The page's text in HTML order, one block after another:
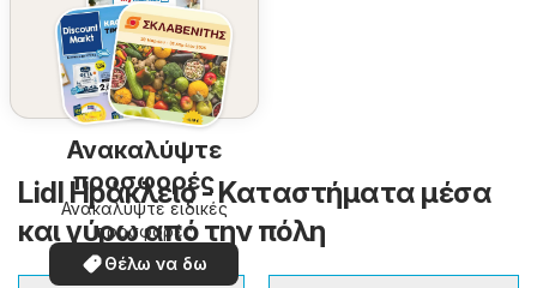
Ανακαλύψτε
προσφορές
Ανακαλύψτε ειδικές
προσφορές
Θέλω να δω
Lidl Ηράκλειο - Καταστήματα μέσα
και γύρω από την πόλη